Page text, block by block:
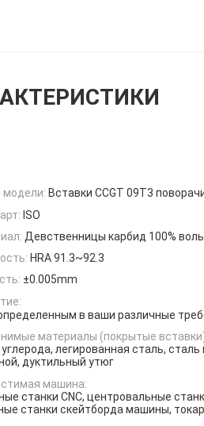
модели: Вставки CCGT 09T3
ISO
Девственницы карбид 100%
HRA 91.3~92.3
±0.005mm
в ваши различные
материалы (покрытые
легированная сталь,
дуктильный утюг
машина:
станки CNC, центровальные
станки скейтборда машины,